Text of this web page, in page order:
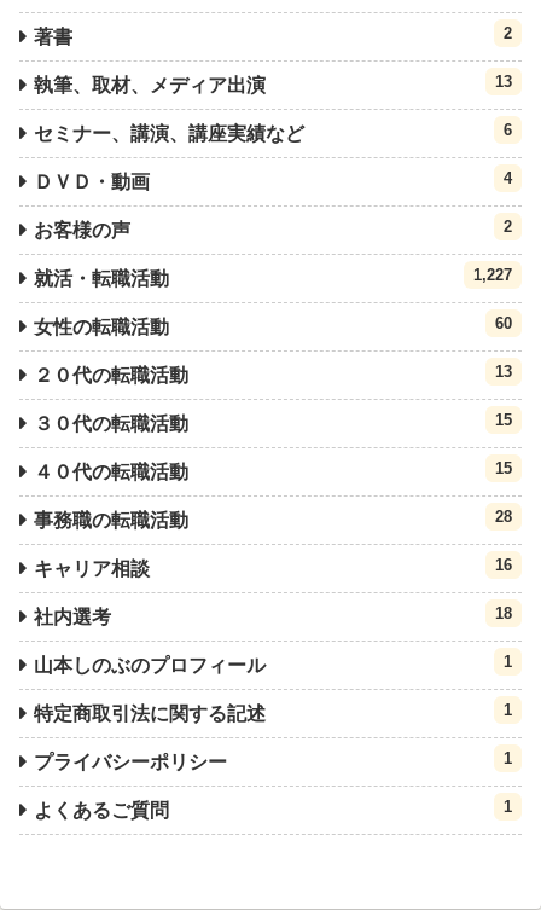
著書 2
執筆、取材、メディア出演 13
セミナー、講演、講座実績など 6
ＤＶＤ・動画 4
お客様の声 2
就活・転職活動 1,227
女性の転職活動 60
２０代の転職活動 13
３０代の転職活動 15
４０代の転職活動 15
事務職の転職活動 28
キャリア相談 16
社内選考 18
山本しのぶのプロフィール 1
特定商取引法に関する記述 1
プライバシーポリシー 1
よくあるご質問 1